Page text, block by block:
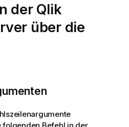
der Qlik
über die